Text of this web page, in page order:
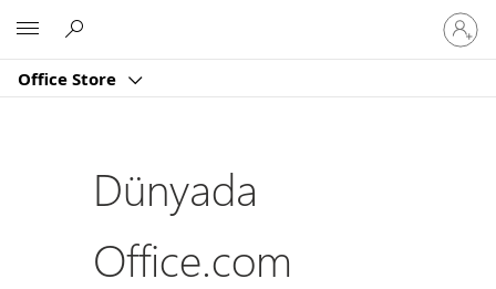
Office Store
oturum
açın
Dünyada
Office.com